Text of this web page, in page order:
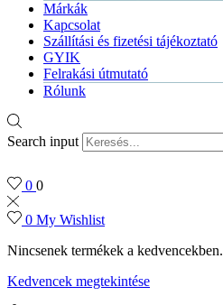
Márkák
Kapcsolat
Szállítási és fizetési tájékoztató
GYIK
Felrakási útmutató
Rólunk
Search input
0 0
0 My Wishlist
Nincsenek termékek a kedvencekben.
Kedvencek megtekintése